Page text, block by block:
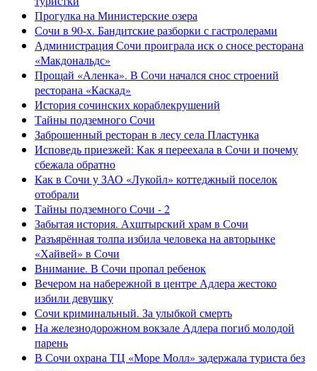
Прогулка на Министерские озера
Сочи в 90-х. Бандитские разборки с гастролерами
Администрация Сочи проиграла иск о сносе ресторана
«Макдональдс»
Прощай «Аленка». В Сочи начался снос строений
ресторана «Каскад»
История сочинских кораблекрушений
Тайны подземного Сочи
Заброшенный ресторан в лесу села Пластунка
Исповедь приезжей: Как я переехала в Сочи и почему
сбежала обратно
Как в Сочи у ЗАО «Лукойл» коттеджный поселок
отобрали
Тайны подземного Сочи - 2
Забытая история. Ахштырский храм в Сочи
Разъярённая толпа избила человека на авторынке
«Хайвей» в Сочи
Внимание. В Сочи пропал ребенок
Вечером на набережной в центре Адлера жестоко
избили девушку
Сочи криминальный. За улыбкой смерть
На железнодорожном вокзале Адлера погиб молодой
парень
В Сочи охрана ТЦ «Море Молл» задержала туриста без